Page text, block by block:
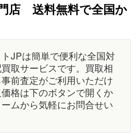
店 送料無料で全国か
JPは簡単で便利な全国対
取サービスです。買取相
前査定がご利用いただけ
格は下のボタンで開くか
ムから気軽にお問合せい